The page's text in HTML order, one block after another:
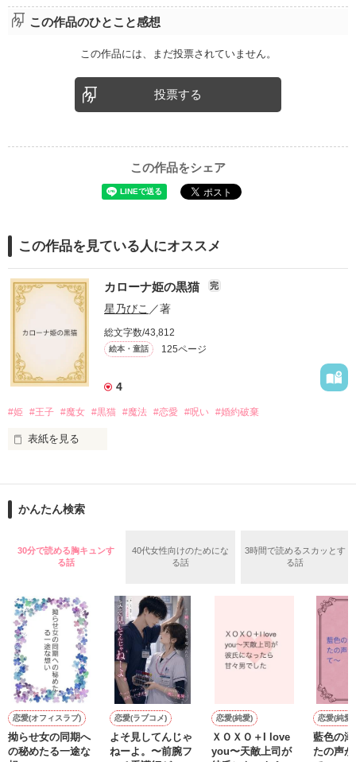
この作品のひとこと感想
この作品には、まだ投票されていません。
投票する
この作品をシェア
この作品を見ている人にオススメ
カローナ姫の黒猫 完
星乃びこ ／著
総文字数/43,812
絵本・童話 125ページ
4
#姫 #王子 #魔女 #黒猫 #魔法 #恋愛 #呪い #婚約破棄
表紙を見る
とある国のちょっと変わったお姫様と、
の
甘く切ない恋の物語。
*＊*＊*＊*＊*＊*＊*＊*
2023/4/2〜2023/4/7＊完結
かんたん検索
30分で読める胸キュンす
る話
40代女性向けのためにな
る話
3時間で読めるスカッとす
る話
恋愛(オフィスラブ)
拗らせ女の同期へ
の秘めたる一途な
恋愛(ラブコメ)
よそ見してんじゃ
ねーよ。〜前腕フ
恋愛(純愛)
ＸＯＸＯ＋I love
you〜天敵上司が
恋愛(純愛)
藍色の
たの声